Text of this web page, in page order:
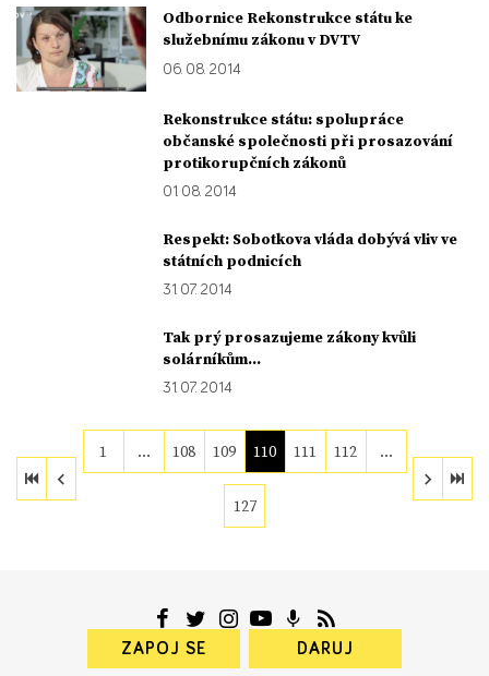
Odbornice Rekonstrukce státu ke
služebnímu zákonu v DVTV
06. 08. 2014
Rekonstrukce státu: spolupráce
občanské společnosti při prosazování
protikorupčních zákonů
01. 08. 2014
Respekt: Sobotkova vláda dobývá vliv ve
státních podnicích
31. 07. 2014
Tak prý prosazujeme zákony kvůli
solárníkům...
31. 07. 2014
1 … 108 109 110 111 112 …
127
ZAPOJ SE DARUJ